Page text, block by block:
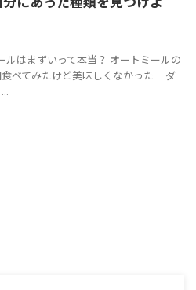
ルはまずいって本当？ オートミールの
べてみたけど美味しくなかった ダ